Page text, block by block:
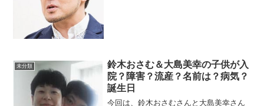
未分類
鈴木おさむ＆大島美幸の子供が入
院？障害？流産？名前は？病気？
誕生日
今回は、鈴木おさむさんと大島美幸さん